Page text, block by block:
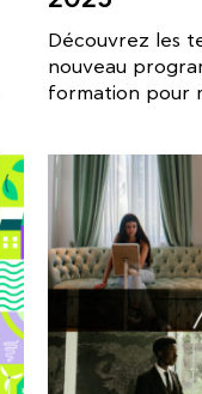
Découvrez les
nouveau
formation pour